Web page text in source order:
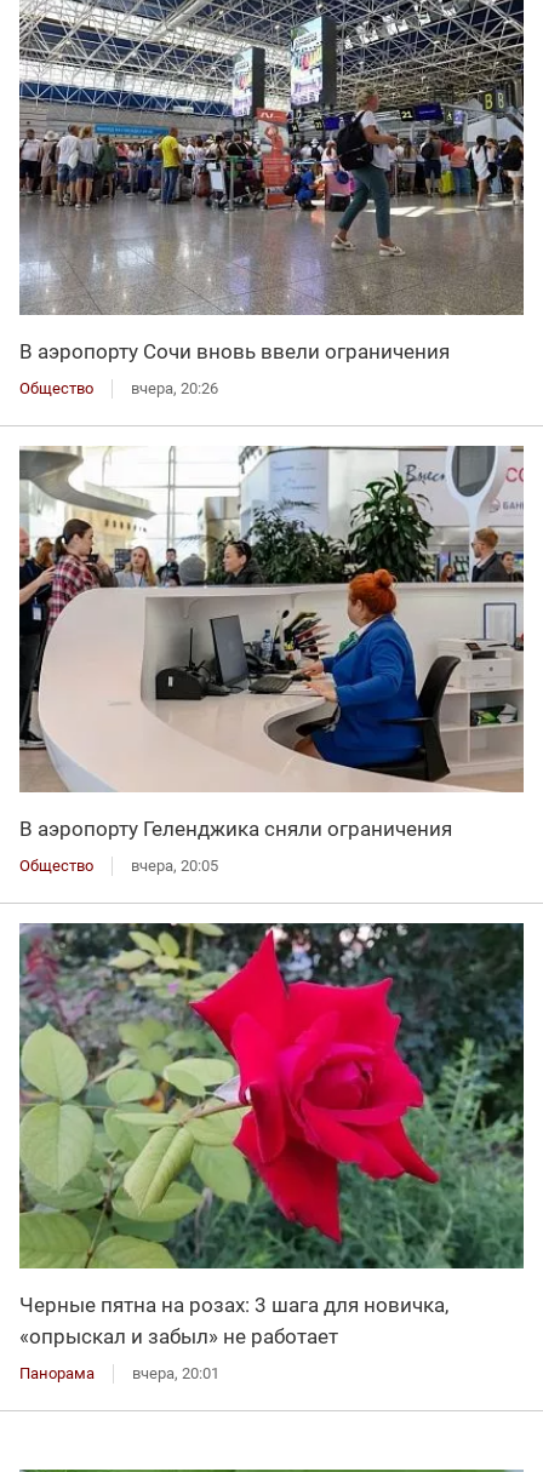
В аэропорту Сочи вновь ввели ограничения
Общество вчера, 20:26
В аэропорту Геленджика сняли ограничения
Общество вчера, 20:05
Черные пятна на розах: 3 шага для новичка,
«опрыскал и забыл» не работает
Панорама вчера, 20:01